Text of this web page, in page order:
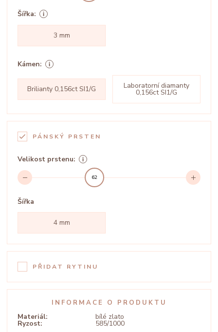
Šířka:
3 mm
Kámen:
Brilianty 0,156ct SI1/G Laboratorní diamanty
0,156ct SI1/G
PÁNSKÝ PRSTEN
Velikost prstenu:
62
Šířka
4 mm
PŘIDAT RYTINU
INFORMACE O PRODUKTU
Materiál: bílé zlato
Ryzost: 585/1000